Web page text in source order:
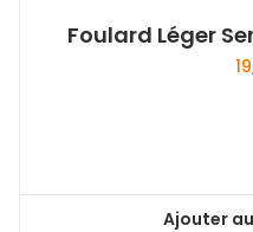
Foulard Léger
Ajouter